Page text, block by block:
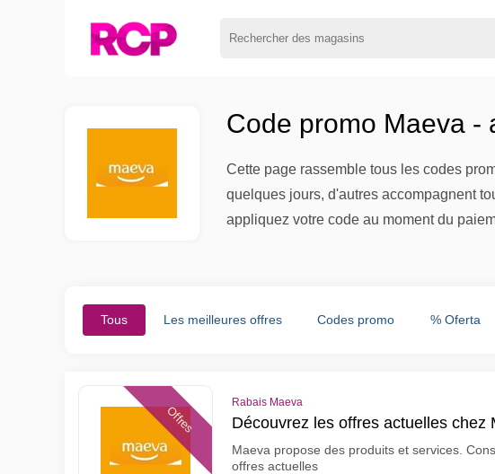
Code promo Maeva -
Cette page rassemble tous les codes
quelques jours, d'autres accompagnent
appliquez votre code au moment du
Tous Les meilleures offres Codes promo % Oferta
Offres
Rabais Maeva
Découvrez les offres actuelles chez
Maeva propose des produits et services.
offres actuelles